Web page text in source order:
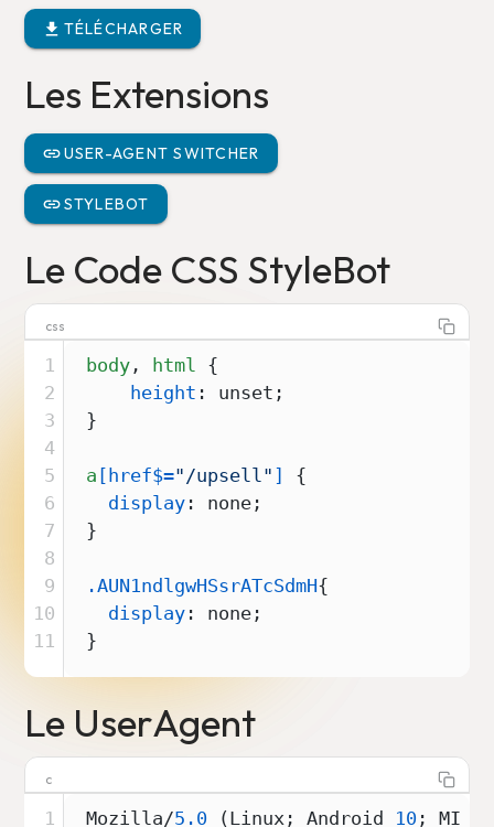
TÉLÉCHARGER
Les Extensions
USER-AGENT SWITCHER
STYLEBOT
Le Code CSS StyleBot
css
1
2
3
4
5
6
7
8
9
10
11
body , html {
height : unset;
}
a [href$="/upsell" ]
{
display : none;
}
.AUN1ndlgwHSsrATcSdmH{
display : none;
Le UserAgent
c
1 Mozilla/5.0 (Linux; Android 10 ; MI